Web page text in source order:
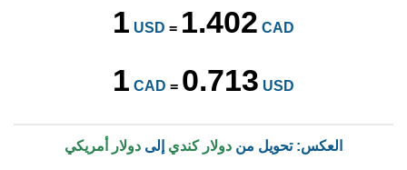
1 USD = 1.402 CAD
1 CAD = 0.713 USD
العكس: تحويل من دولار كندي إلى دولار أمريكي